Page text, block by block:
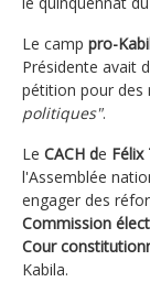
Le camp pro-
Présidente avait
pétition pour des
politiques".
Le CACH de Félix
l'Assemblée
engager des
Commission
Cour
Kabila.